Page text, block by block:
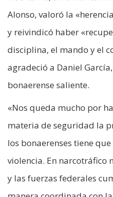
Alonso, valoró la
y reivindicó haber
disciplina, el mando y el
agradeció a Daniel
bonaerense saliente.
«Nos queda mucho por
materia de seguridad la
los bonaerenses tiene
violencia. En narcotráfico
y las fuerzas federales